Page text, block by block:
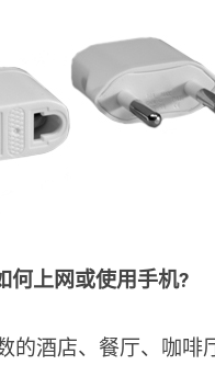
何上网或使用手机?
的酒店、餐厅、咖啡